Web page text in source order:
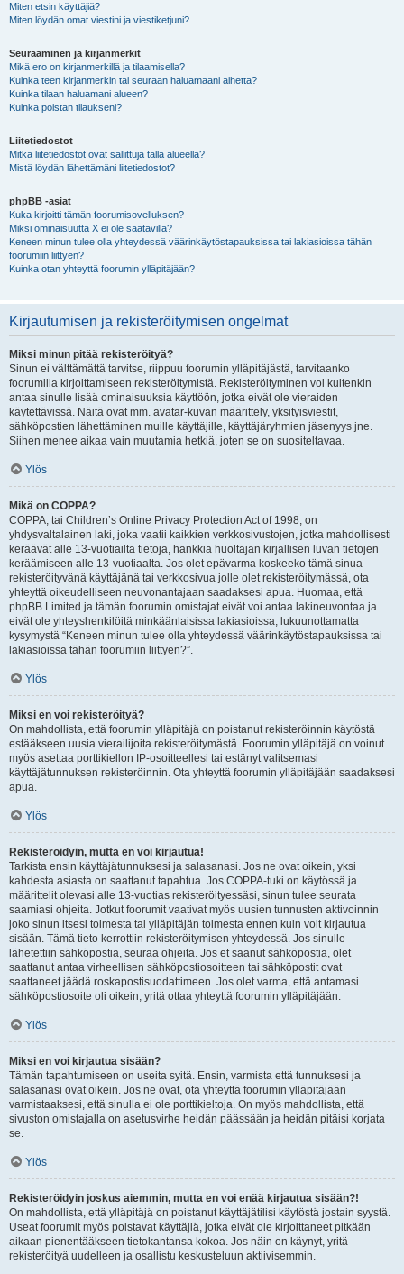
Miten etsin käyttäjiä?
Miten löydän omat viestini ja viestiketjuni?
Seuraaminen ja kirjanmerkit
Mikä ero on kirjanmerkillä ja tilaamisella?
Kuinka teen kirjanmerkin tai seuraan haluamaani aihetta?
Kuinka tilaan haluamani alueen?
Kuinka poistan tilaukseni?
Liitetiedostot
Mitkä liitetiedostot ovat sallittuja tällä alueella?
Mistä löydän lähettämäni liitetiedostot?
phpBB -asiat
Kuka kirjoitti tämän foorumisovelluksen?
Miksi ominaisuutta X ei ole saatavilla?
Keneen minun tulee olla yhteydessä väärinkäytöstapauksissa tai lakiasioissa tähän
foorumiin liittyen?
Kuinka otan yhteyttä foorumin ylläpitäjään?
Kirjautumisen ja rekisteröitymisen ongelmat
Miksi minun pitää rekisteröityä?
Sinun ei välttämättä tarvitse, riippuu foorumin ylläpitäjästä, tarvitaanko
foorumilla kirjoittamiseen rekisteröitymistä. Rekisteröityminen voi kuitenkin
antaa sinulle lisää ominaisuuksia käyttöön, jotka eivät ole vieraiden
käytettävissä. Näitä ovat mm. avatar-kuvan määrittely, yksityisviestit,
sähköpostien lähettäminen muille käyttäjille, käyttäjäryhmien jäsenyys jne.
Siihen menee aikaa vain muutamia hetkiä, joten se on suositeltavaa.
Ylös
Mikä on COPPA?
COPPA, tai Children’s Online Privacy Protection Act of 1998, on
yhdysvaltalainen laki, joka vaatii kaikkien verkkosivustojen, jotka mahdollisesti
keräävät alle 13-vuotiailta tietoja, hankkia huoltajan kirjallisen luvan tietojen
keräämiseen alle 13-vuotiaalta. Jos olet epävarma koskeeko tämä sinua
rekisteröityvänä käyttäjänä tai verkkosivua jolle olet rekisteröitymässä, ota
yhteyttä oikeudelliseen neuvonantajaan saadaksesi apua. Huomaa, että
phpBB Limited ja tämän foorumin omistajat eivät voi antaa lakineuvontaa ja
eivät ole yhteyshenkilöitä minkäänlaisissa lakiasioissa, lukuunottamatta
kysymystä “Keneen minun tulee olla yhteydessä väärinkäytöstapauksissa tai
lakiasioissa tähän foorumiin liittyen?”.
Ylös
Miksi en voi rekisteröityä?
On mahdollista, että foorumin ylläpitäjä on poistanut rekisteröinnin käytöstä
estääkseen uusia vierailijoita rekisteröitymästä. Foorumin ylläpitäjä on voinut
myös asettaa porttikiellon IP-osoitteellesi tai estänyt valitsemasi
käyttäjätunnuksen rekisteröinnin. Ota yhteyttä foorumin ylläpitäjään saadaksesi
apua.
Ylös
Rekisteröidyin, mutta en voi kirjautua!
Tarkista ensin käyttäjätunnuksesi ja salasanasi. Jos ne ovat oikein, yksi
kahdesta asiasta on saattanut tapahtua. Jos COPPA-tuki on käytössä ja
määrittelit olevasi alle 13-vuotias rekisteröityessäsi, sinun tulee seurata
saamiasi ohjeita. Jotkut foorumit vaativat myös uusien tunnusten aktivoinnin
joko sinun itsesi toimesta tai ylläpitäjän toimesta ennen kuin voit kirjautua
sisään. Tämä tieto kerrottiin rekisteröitymisen yhteydessä. Jos sinulle
lähetettiin sähköpostia, seuraa ohjeita. Jos et saanut sähköpostia, olet
saattanut antaa virheellisen sähköpostiosoitteen tai sähköpostit ovat
saattaneet jäädä roskapostisuodattimeen. Jos olet varma, että antamasi
sähköpostiosoite oli oikein, yritä ottaa yhteyttä foorumin ylläpitäjään.
Ylös
Miksi en voi kirjautua sisään?
Tämän tapahtumiseen on useita syitä. Ensin, varmista että tunnuksesi ja
salasanasi ovat oikein. Jos ne ovat, ota yhteyttä foorumin ylläpitäjään
varmistaaksesi, että sinulla ei ole porttikieltoja. On myös mahdollista, että
sivuston omistajalla on asetusvirhe heidän päässään ja heidän pitäisi korjata
se.
Ylös
Rekisteröidyin joskus aiemmin, mutta en voi enää kirjautua sisään?!
On mahdollista, että ylläpitäjä on poistanut käyttäjätilisi käytöstä jostain syystä.
Useat foorumit myös poistavat käyttäjiä, jotka eivät ole kirjoittaneet pitkään
aikaan pienentääkseen tietokantansa kokoa. Jos näin on käynyt, yritä
rekisteröityä uudelleen ja osallistu keskusteluun aktiivisemmin.